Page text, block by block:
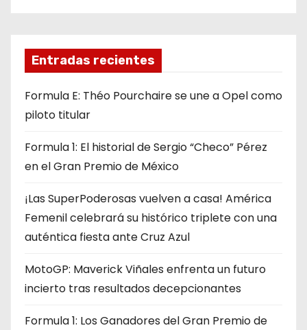
Entradas recientes
Formula E: Théo Pourchaire se une a Opel como
piloto titular
Formula 1: El historial de Sergio “Checo” Pérez
en el Gran Premio de México
¡Las SuperPoderosas vuelven a casa! América
Femenil celebrará su histórico triplete con una
auténtica fiesta ante Cruz Azul
MotoGP: Maverick Viñales enfrenta un futuro
incierto tras resultados decepcionantes
Formula 1: Los Ganadores del Gran Premio de